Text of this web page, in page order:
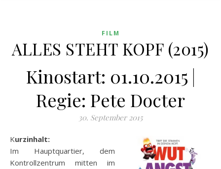
FILM
ALLES STEHT KOPF (2015)
Kinostart: 01.10.2015 |
Regie: Pete Docter
30. September 2015
Kurzinhalt:
Im Hauptquartier, dem
Kontrollzentrum mitten im